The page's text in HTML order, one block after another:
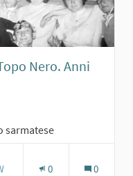
Nero. Anni
sarmatese
0 0